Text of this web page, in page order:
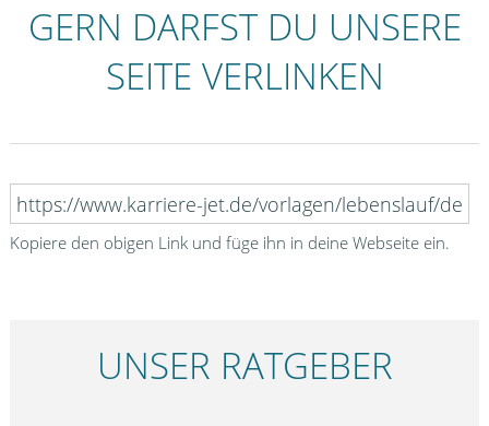
GERN DARFST DU UNSERE
SEITE VERLINKEN
Kopiere den obigen Link und füge ihn in deine Webseite ein.
UNSER RATGEBER